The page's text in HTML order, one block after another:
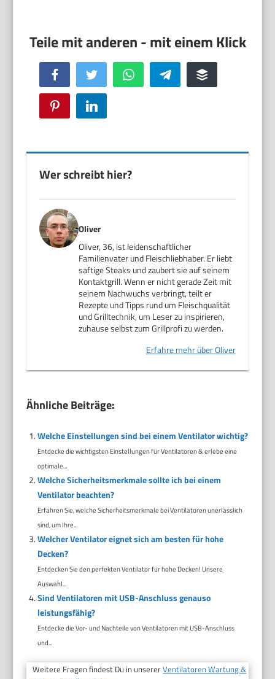
Facebook Twitter WhatsApp Telegram Buffer
Pinterest LinkedIn
Wer schreibt hier?
Oliver
Oliver, 36, ist leidenschaftlicher
Familienvater und Fleischliebhaber. Er liebt
saftige Steaks und zaubert sie auf seinem
Kontaktgrill. Wenn er nicht gerade Zeit mit
seinem Nachwuchs verbringt, teilt er
Rezepte und Tipps rund um Fleischqualität
und Grilltechnik, um Leser zu inspirieren,
zuhause selbst zum Grillprofi zu werden.
Erfahre mehr über Oliver
Ähnliche Beiträge:
Welche Einstellungen sind bei einem Ventilator wichtig?
Entdecke die wichtigsten Einstellungen für Ventilatoren & erlebe eine
optimale...
Welche Sicherheitsmerkmale sollte ich bei einem
Ventilator beachten?
Erfahren Sie, welche Sicherheitsmerkmale bei Ventilatoren unerlässlich
sind, um Ihre...
Welcher Ventilator eignet sich am besten für hohe
Decken?
Entdecken Sie den perfekten Ventilator für hohe Decken! Unsere
Auswahl...
Sind Ventilatoren mit USB-Anschluss genauso
leistungsfähig?
Entdecke die Vor- und Nachteile von Ventilatoren mit USB-Anschluss
und...
Weitere Fragen findest Du in unsererVentilatoren Wartung &